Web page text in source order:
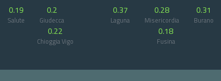
0.19
Salute
0.2
Giudecca
0.37
Laguna
0.28
Misericordia
0.31
Burano
0.22
Chioggia Vigo
0.18
Fusina